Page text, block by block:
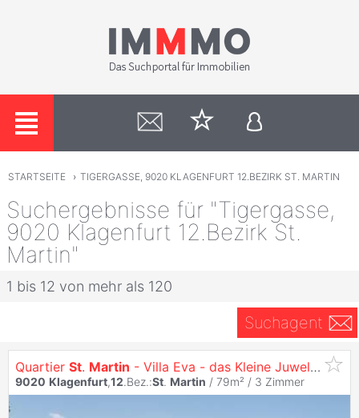
STARTSEITE › TIGERGASSE, 9020 KLAGENFURT 12.BEZIRK ST. MARTIN
Suchergebnisse für "Tigergasse,
9020 Klagenfurt 12.Bezirk St.
Martin"
1 bis 12 von mehr als 120
Suchagent
Quartier St. Martin - Villa Eva - das Kleine Juwel am Konradweg
9020 Klagenfurt,12.Bez.:St. Martin / 79m² / 3 Zimmer